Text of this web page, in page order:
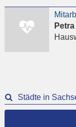
Städte in